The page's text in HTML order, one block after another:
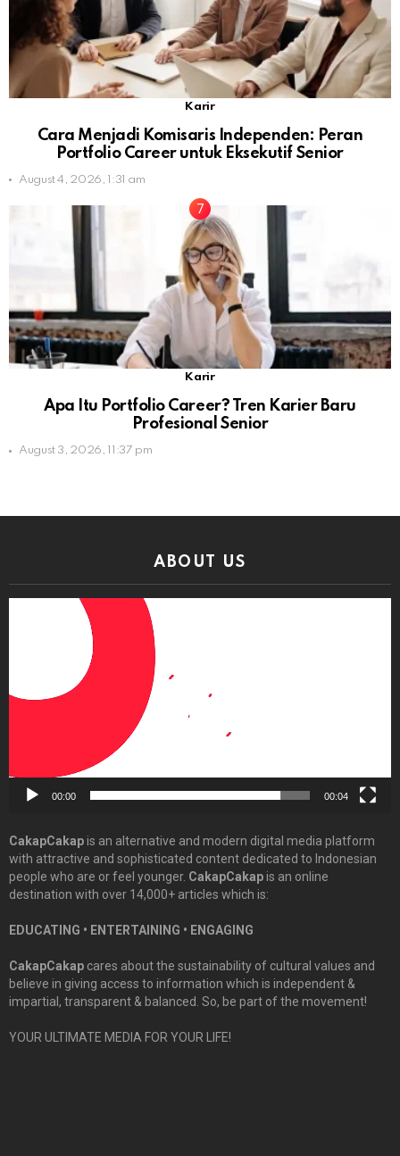
Karir
Cara Menjadi Komisaris Independen: Peran
Portfolio Career untuk Eksekutif Senior
August 4, 2026, 1:31 am
Karir
Apa Itu Portfolio Career? Tren Karier Baru
Profesional Senior
August 3, 2026, 11:37 pm
ABOUT US
00:00 00:04
CakapCakapis an alternative and modern digital media platform
with attractive and sophisticated content dedicated to Indonesian
people who are or feel younger. CakapCakapis an online
destination with over 14,000+ articles which is:
EDUCATING • ENTERTAINING • ENGAGING
CakapCakap cares about the sustainability of cultural values and
believe in giving access to information which is independent &
impartial, transparent & balanced. So, be part of the movement!
YOUR ULTIMATE MEDIA FOR YOUR LIFE!